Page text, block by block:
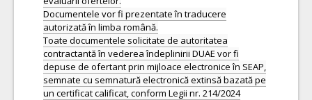
Documentele vor fi prezentate în traducere
autorizată în limba română.
Toate documentele solicitate de autoritatea
contractantă în vederea îndeplinirii DUAE vor fi
depuse de ofertant prin mijloace electronice în SEAP,
semnate cu semnatură electronică extinsă bazată pe
un certificat calificat, conform Legii nr. 214/2024